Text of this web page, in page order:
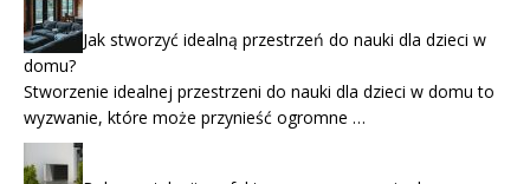
Jak stworzyć idealną przestrzeń do nauki dla dzieci w
domu?
Stworzenie idealnej przestrzeni do nauki dla dzieci w domu to
wyzwanie, które może przynieść ogromne …